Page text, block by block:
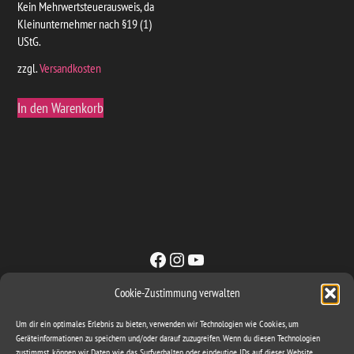
Cookie-Zustimmung verwalten
Um dir ein optimales Erlebnis zu bieten, verwenden wir Technologien wie Cookies, um
Geräteinformationen zu speichern und/oder darauf zuzugreifen. Wenn du diesen Technologien
Kein Mehrwertsteuerausweis, da
Kleinunternehmer nach §19 (1)
UStG.
zzgl.Versandkosten
In den Warenkorb
Facebook
Instagram
YouTube
Sachse & Band GbR
ironbite@gmx.com